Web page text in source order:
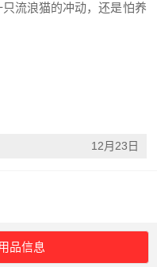
流浪猫的冲动，还是怕养
12月23日
品信息